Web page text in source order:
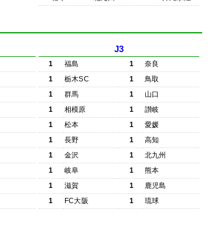
J3
1 福島 1
奈良
1
栃木SC 1
鳥取
1
群馬 1
山口
1
相模原 1
讃岐
1
松本 1
愛媛
1
長野 1
高知
1
金沢 1
北九州
1
岐阜 1
熊本
1
滋賀 1
鹿児島
1
FC大阪 1 琉球